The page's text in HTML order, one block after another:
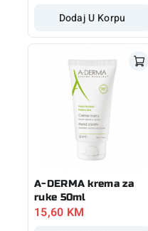
Dodaj U Korpu
A-DERMA krema za
ruke 50ml
15,60 KM